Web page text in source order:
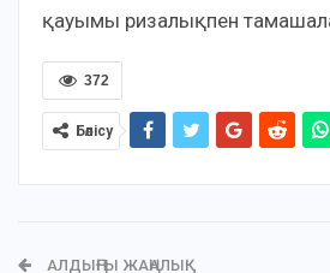
қауымы ризалықпен
372
Бөлісу
АЛДЫҢҒЫ ЖАҢАЛЫҚ